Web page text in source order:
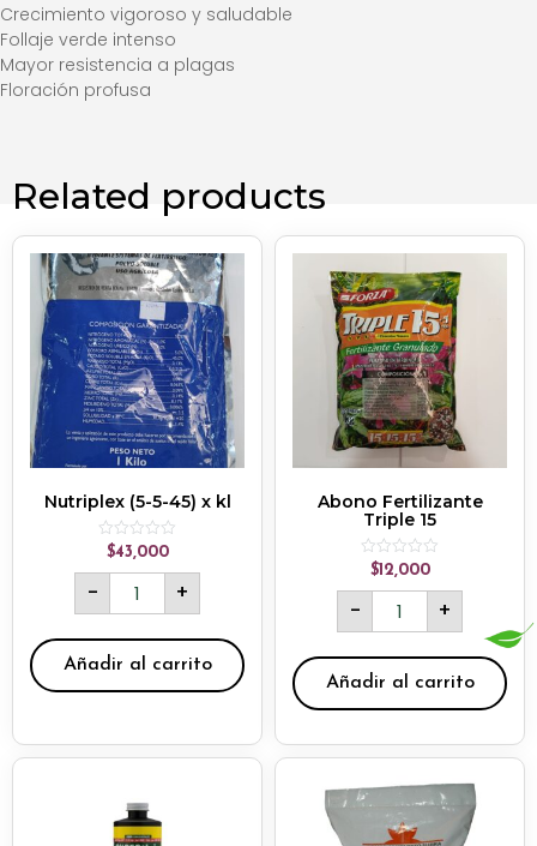
Crecimiento vigoroso y saludable
Follaje verde intenso
Mayor resistencia a plagas
Floración profusa
Related products
Nutriplex (5-5-45) x kl
Rated
out
$43,000
- +
Añadir al carrito
Abono Fertilizante
Triple 15
Rated
out
$12,000
- +
Añadir al carrito